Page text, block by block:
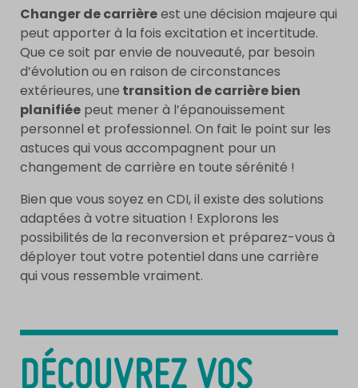
Changer de carrièreest une décision majeure qui
peut apporter à la fois excitation et incertitude.
Que ce soit par envie de nouveauté, par besoin
d’évolution ou en raison de circonstances
extérieures, une transition de carrière bien
planifiée peut mener à l’épanouissement
personnel et professionnel. On fait le point sur les
astuces qui vous accompagnent pour un
changement de carrière en toute sérénité !
Bien que vous soyez en CDI, il existe des solutions
adaptées à votre situation ! Explorons les
possibilités de la reconversion et préparez-vous à
déployer tout votre potentiel dans une carrière
qui vous ressemble vraiment.
DÉCOUVREZ VOS